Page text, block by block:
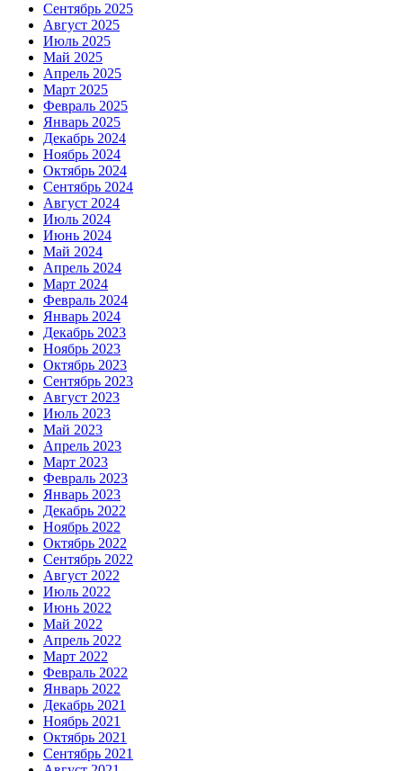
Сентябрь 2025
Август 2025
Июль 2025
Май 2025
Апрель 2025
Март 2025
Февраль 2025
Январь 2025
Декабрь 2024
Ноябрь 2024
Октябрь 2024
Сентябрь 2024
Август 2024
Июль 2024
Июнь 2024
Май 2024
Апрель 2024
Март 2024
Февраль 2024
Январь 2024
Декабрь 2023
Ноябрь 2023
Октябрь 2023
Сентябрь 2023
Август 2023
Июль 2023
Май 2023
Апрель 2023
Март 2023
Февраль 2023
Январь 2023
Декабрь 2022
Ноябрь 2022
Октябрь 2022
Сентябрь 2022
Август 2022
Июль 2022
Июнь 2022
Май 2022
Апрель 2022
Март 2022
Февраль 2022
Январь 2022
Декабрь 2021
Ноябрь 2021
Октябрь 2021
Сентябрь 2021